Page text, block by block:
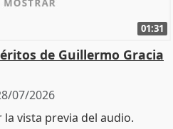
01:31
de Guillermo Gracia
07/2026